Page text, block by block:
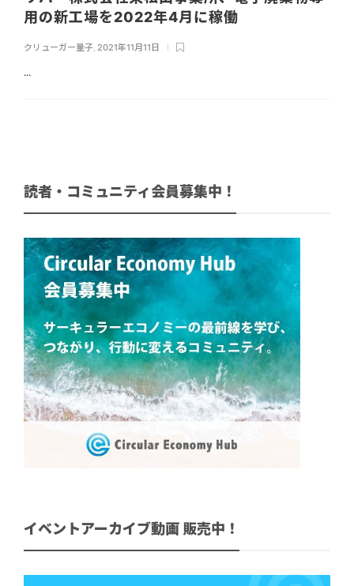
用の新工場を2022年4月に稼働
クリューガー量子 2021年11月11日
...
読者・コミュニティ会員募集中！
イベントアーカイブ動画 販売中！